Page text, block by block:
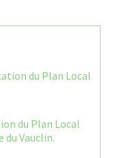
du Plan Local
du Plan Local
du Vauclin.